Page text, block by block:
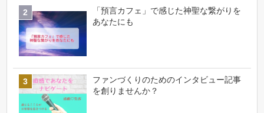
「預言カフェ」で感じた神聖な繋がりを
あなたにも
ファンづくりのためのインタビュー記事
を創りませんか？